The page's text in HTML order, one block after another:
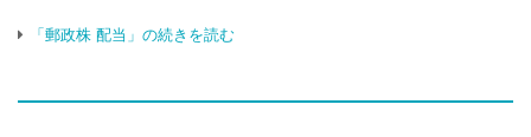
「郵政株 配当」の続きを読む